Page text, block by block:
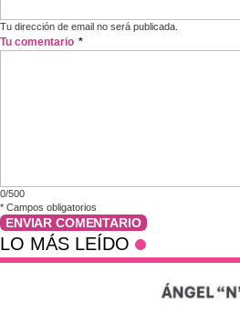
Tu dirección de email no será publicada.
Tu comentario *
0/500
* Campos obligatorios
ENVIAR COMENTARIO
LO MÁS LEÍDO